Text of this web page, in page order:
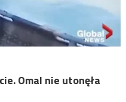
Omal nie utonęła